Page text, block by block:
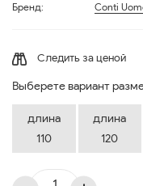
Бренд:
Conti
Следить за ценой
Выберете вариант
длина
110
длина
120